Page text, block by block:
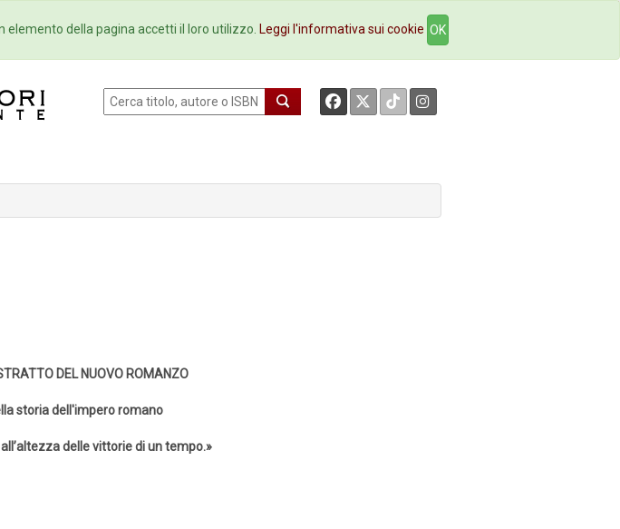
Newsletter Ebookstore Contatti
DEL NUOVO ROMANZO
storia dell'impero romano
delle vittorie di un tempo.»
della pagina accetti il loro utilizzo. Leggi l'informativa sui cookie OK